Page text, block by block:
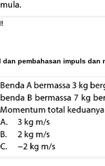
pembahasan impuls dan